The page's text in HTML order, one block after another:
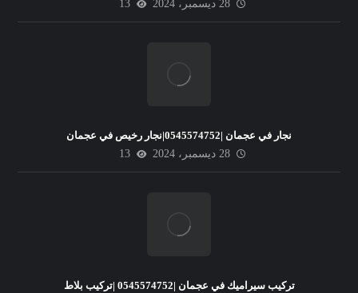
28 ديسمبر، 2024
13
نجار في عجمان |0545574752|نجار رخيص في عجمان
28 ديسمبر، 2024
13
تركيب سيراميك في عجمان |0545574752 |تركيب بلاط